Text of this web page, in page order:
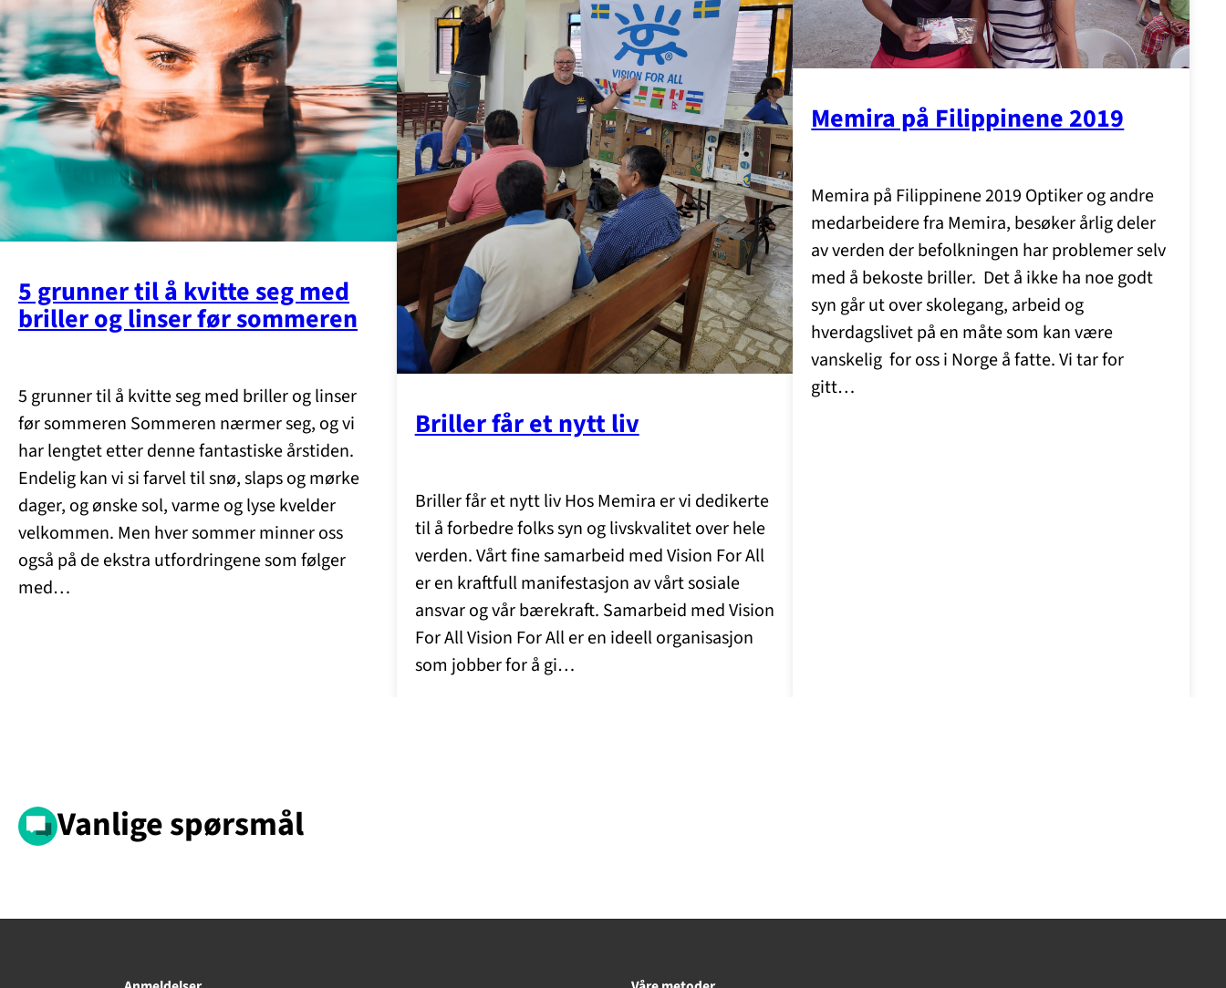
5 grunner til å kvitte seg med
briller og linser før sommeren
5 grunner til å kvitte seg med briller og linser
før sommeren Sommeren nærmer seg, og vi
har lengtet etter denne fantastiske årstiden.
Endelig kan vi si farvel til snø, slaps og mørke
dager, og ønske sol, varme og lyse kvelder
velkommen. Men hver sommer minner oss
også på de ekstra utfordringene som følger
med…
Briller får et nytt liv
Briller får et nytt liv Hos Memira er vi dedikerte
til å forbedre folks syn og livskvalitet over hele
verden. Vårt fine samarbeid med Vision For All
er en kraftfull manifestasjon av vårt sosiale
ansvar og vår bærekraft. Samarbeid med Vision
For All Vision For All er en ideell organisasjon
som jobber for å gi…
Memira på Filippinene 2019
Memira på Filippinene 2019 Optiker og andre
medarbeidere fra Memira, besøker årlig deler
av verden der befolkningen har problemer selv
med å bekoste briller. Det å ikke ha noe godt
syn går ut over skolegang, arbeid og
hverdagslivet på en måte som kan være
vanskelig for oss i Norge å fatte. Vi tar for
gitt…
Vanlige spørsmål